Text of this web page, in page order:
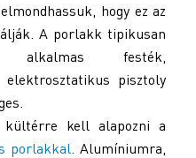
hogy ez az
A porlakk tipikusan
alkalmas festék,
elektrosztatikus pisztoly
kültérre kell alapozni a
porlakkal . Alumíniumra,